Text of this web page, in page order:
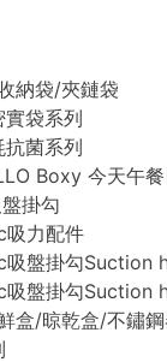
納袋/夾鏈袋
袋系列
菌系列
Boxy 今天午
掛勾
吸力配件
吸盤掛勾Suction
吸盤掛勾Suction
盒/晾乾盒/不鏽